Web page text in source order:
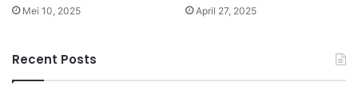
Mei 10, 2025 April 27, 2025
Recent Posts